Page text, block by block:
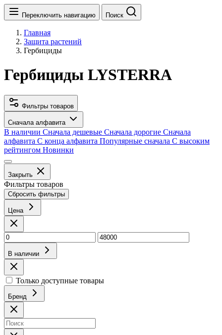
Переключить навигацию Поиск
Главная
Защита растений
Гербициды
Гербициды LYSTERRA
Фильтры товаров
Сначала алфавита
В наличии Сначала дешевые Сначала дорогие Сначала
алфавита С конца алфавита Популярные сначала С высоким
рейтингом Новинки
Закрыть
Фильтры товаров
Сбросить фильтры
Цена
В наличии
Только доступные товары
Бренд